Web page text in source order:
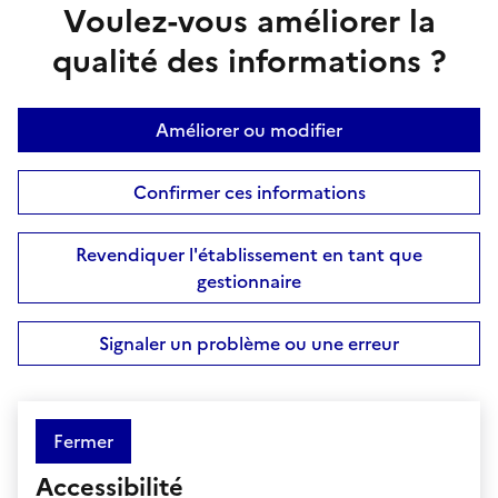
Voulez-vous améliorer la
qualité des informations ?
Améliorer ou modifier
Confirmer ces informations
Revendiquer l'établissement en tant que
gestionnaire
Signaler un problème ou une erreur
Fermer
Accessibilité